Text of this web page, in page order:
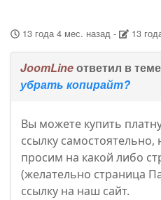
13 года 4 мес. назад- 13
JoomLineответил в теме
убрать копирайт?
Вы можете купить
ссылку самостоятельно,
просим на какой либо
(желательно страница
ссылку на наш сайт.